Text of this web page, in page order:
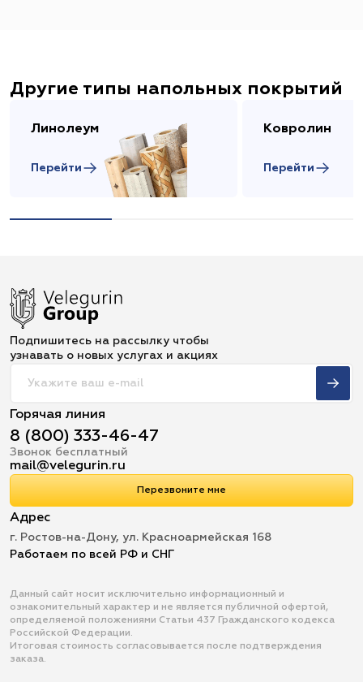
Другие типы напольных покрытий
Линолеум
Перейти
Ковролин
Перейти
Подпишитесь на рассылку чтобы
узнавать о новых услугах и акциях
Горячая линия
8 (800) 333-46-47
Звонок бесплатный
mail@velegurin.ru
Перезвоните мне
Адрес
г. Ростов-на-Дону, ул. Красноармейская 168
Работаем по всей РФ и СНГ
Данный сайт носит исключительно информационный и
ознакомительный характер и не является публичной офертой,
определяемой положениями Статьи 437 Гражданского кодекса
Российской Федерации.
Итоговая стоимость согласовывается после подтверждения
заказа.